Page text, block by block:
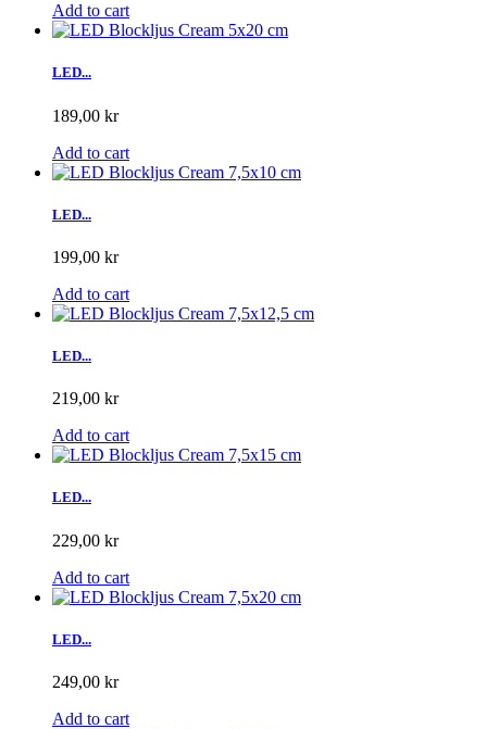
Add to cart
LED...
189,00 kr
Add to cart
LED...
199,00 kr
Add to cart
LED...
219,00 kr
Add to cart
LED...
229,00 kr
Add to cart
LED...
249,00 kr
Add to cart